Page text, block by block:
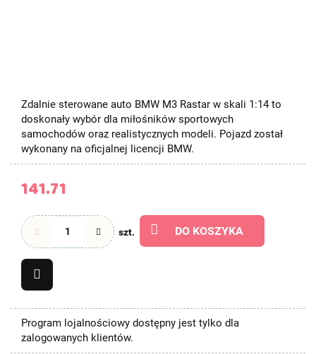
Zdalnie sterowane auto BMW M3 Rastar w skali 1:14 to
doskonały wybór dla miłośników sportowych
samochodów oraz realistycznych modeli. Pojazd został
wykonany na oficjalnej licencji BMW.
141.71
szt. DO KOSZYKA
Program lojalnościowy dostępny jest tylko dla
zalogowanych klientów.